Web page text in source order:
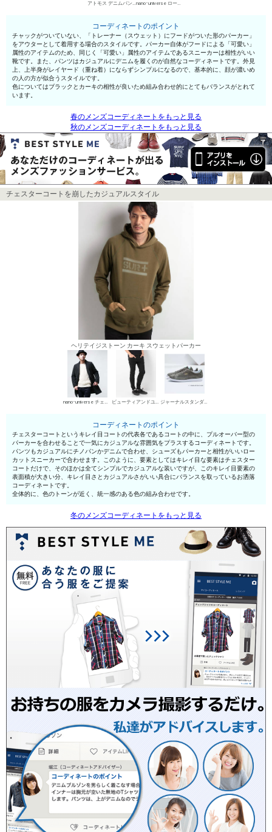
アトモス デニムパンツ・ジーンズ nano･universe ローカットスニーカー
コーディネートのポイント
チャックがついていない、「トレーナー（スウェット）にフードがついた形のパーカー」
をアウターとして着用する場合のスタイルです。パーカー自体がフードによる「可愛い」
属性のアイテムのため、同じく「可愛い」属性のアイテムであるスニーカーは相性がいい
靴です。また、パンツはカジュアルにデニムを履くのが自然なコーディネートです。外見
上、上半身がレイヤード（重ね着）にならずシンプルになるので、基本的に、顔が濃いめ
の人の方が似合うスタイルです。
色についてはブラックとカーキの相性が良いため組み合わせ的にとてもバランスがとれて
います。
春のメンズコーディネートをもっと見る
秋のメンズコーディネートをもっと見る
チェスターコートを崩したカジュアルスタイル
ヘリテイジストーン カーキ スウェットパーカー
nano･universe チェスターコート ビューティアンドユース ユナイテッドアローズ チノパン・綿パン ジャーナルスタンダード ローカットスニーカー
コーディネートのポイント
チェスターコートというキレイ目コートの代表各であるコートの中に、プルオーバー型の
パーカーを合わせることで一気にカジュアルな雰囲気をプラスするコーディネートです。
パンツもカジュアルにチノパンかデニムで合わせ、シューズもパーカーと相性がいいロー
カットスニーカーで合わせます。このように、要素としてはキレイ目な要素はチェスター
コートだけで、そのほかは全てシンプルでカジュアルな装いですが、このキレイ目要素の
表面積が大きい分、キレイ目さとカジュアルさがいい具合にバランスを取っているお洒落
コーディネートです。
全体的に、色のトーンが近く、統一感のある色の組み合わせです。
冬のメンズコーディネートをもっと見る